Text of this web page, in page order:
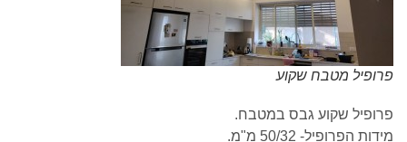
פרופיל מטבח שקוע
פרופיל שקוע גבס במטבח.
מידות הפרופיל- 50/32 מ"מ.